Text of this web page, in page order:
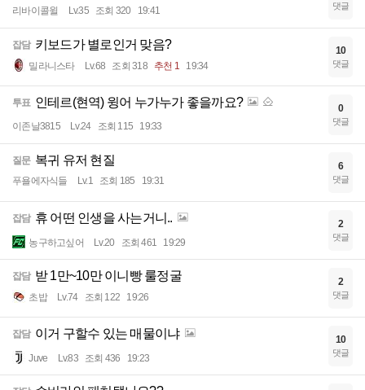
리바이콜윌 Lv.35 조회 320 19:41 댓글
잡담 키보드가 별로인거 맞음?
밀라니스타 Lv.68 조회 318 추천 1 19:34
10
댓글
투표 인테르(현역) 윙어 누가누가 좋을까요?
이존날3815 Lv.24 조회 115 19:33
0
댓글
질문 복귀 유저 현질
푸욜에자식들 Lv.1 조회 185 19:31
6
댓글
잡담 휴 어떤 인생을 사는거니..
농구하고싶어 Lv.20 조회 461 19:29
2
댓글
잡담 받 1만~10만 이니빵 룰정굴
초밥 Lv.74 조회 122 19:26
2
댓글
잡담 이거 구할수 있는 매물이냐
Juve Lv.83 조회 436 19:23
10
댓글